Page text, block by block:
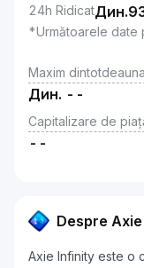
24h RidicatДин.
*Următoarele date
Maxim dintotdeauna
Дин. --
Capitalizare de
--
Despre
Axie Infinity este o